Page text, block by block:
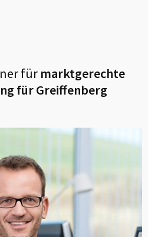
fürmarktgerechte
fürGreiffenberg